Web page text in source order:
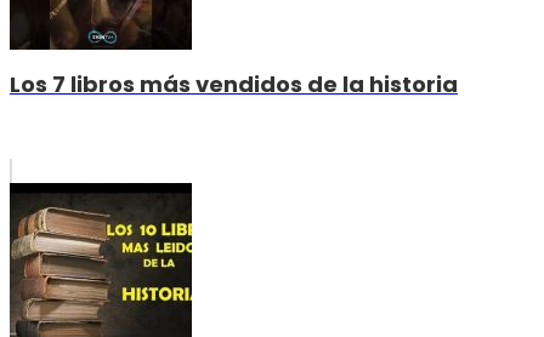
Los 7 libros más vendidos de la historia